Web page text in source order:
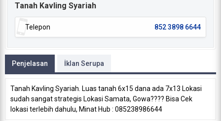
Tanah Kavling Syariah
Telepon 852 3898 6644
Penjelasan İklan Serupa
Tanah Kavling Syariah. Luas tanah 6x15 dana ada 7x13 Lokasi
sudah sangat strategis Lokasi Samata, Gowa???? Bisa Cek
lokasi terlebih dahulu, Minat Hub : 085238986644